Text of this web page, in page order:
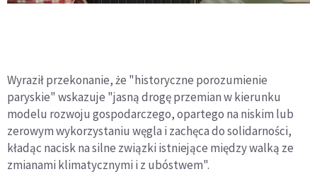
Wyraził przekonanie, że "historyczne porozumienie
paryskie" wskazuje "jasną drogę przemian w kierunku
modelu rozwoju gospodarczego, opartego na niskim lub
zerowym wykorzystaniu węgla i zachęca do solidarności,
kładąc nacisk na silne związki istniejące między walką ze
zmianami klimatycznymi i z ubóstwem".